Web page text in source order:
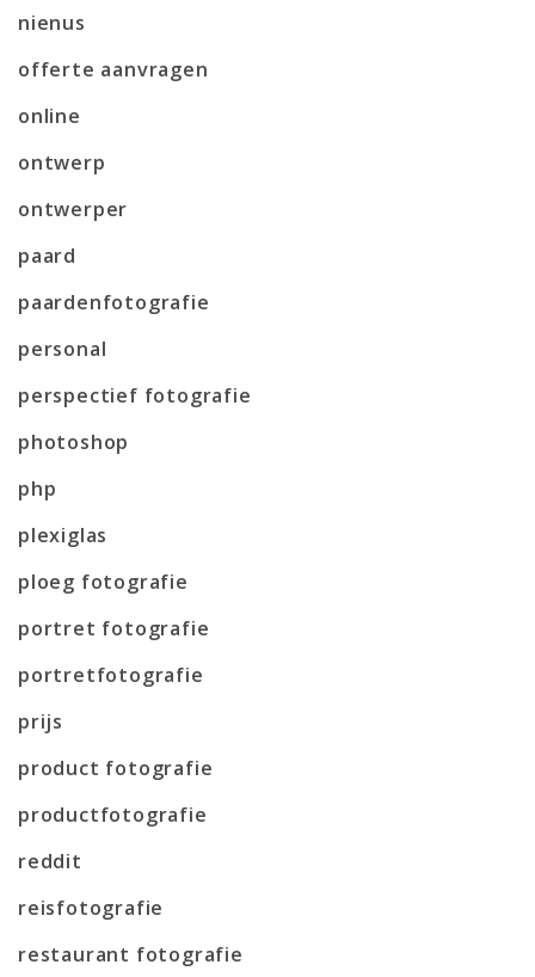
nienus
offerte aanvragen
online
ontwerp
ontwerper
paard
paardenfotografie
personal
perspectief fotografie
photoshop
php
plexiglas
ploeg fotografie
portret fotografie
portretfotografie
prijs
product fotografie
productfotografie
reddit
reisfotografie
restaurant fotografie